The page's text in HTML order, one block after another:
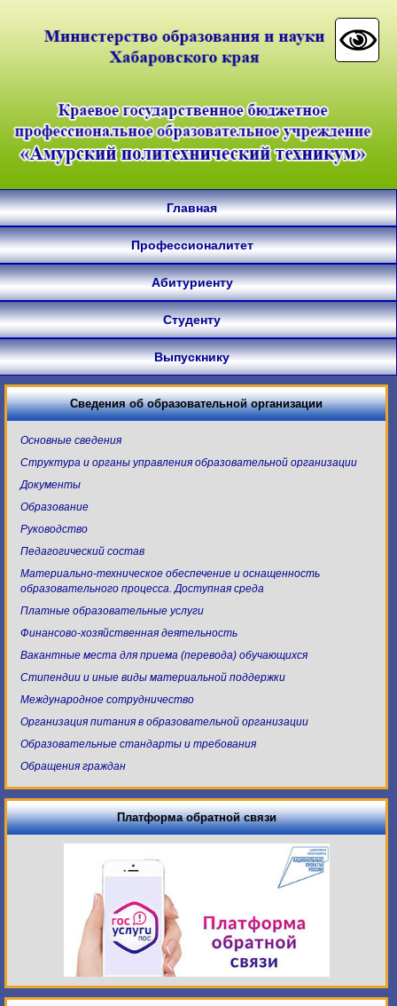
Главная
Профессионалитет
Абитуриенту
Студенту
Выпускнику
Сведения об образовательной организации
Основные сведения
Структура и органы управления образовательной организации
Документы
Образование
Руководство
Педагогический состав
Материально-техническое обеспечение и оснащенность
образовательного процесса. Доступная среда
Платные образовательные услуги
Финансово-хозяйственная деятельность
Вакантные места для приема (перевода) обучающихся
Стипендии и иные виды материальной поддержки
Международное сотрудничество
Организация питания в образовательной организации
Образовательные стандарты и требования
Обращения граждан
Платформа обратной связи